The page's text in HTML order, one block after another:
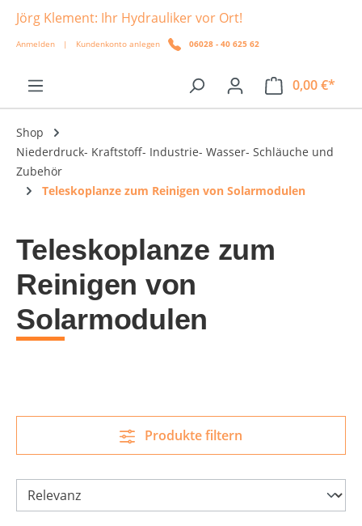
springen
Jörg Klement: Ihr Hydrauliker vor Ort!
Anmelden | Kundenkonto anlegen 06028 - 40 625 62
0,00 €*
Shop
Niederdruck- Kraftstoff- Industrie- Wasser- Schläuche und
Zubehör
Teleskoplanze zum Reinigen von Solarmodulen
Teleskoplanze zum
Reinigen von
Solarmodulen
Produkte filtern